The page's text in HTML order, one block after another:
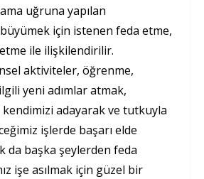
uğruna yapılan
için istenen feda etme,
ile ilişkilendirilir.
aktiviteler, öğrenme,
yeni adımlar atmak,
kendimizi adayarak ve tutkuyla
işlerde başarı elde
da başka şeylerden feda
işe asılmak için güzel bir